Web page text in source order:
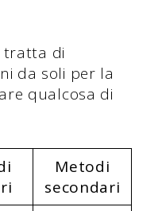
tratta di
da soli per la
qualcosa di
Metodi
secondari